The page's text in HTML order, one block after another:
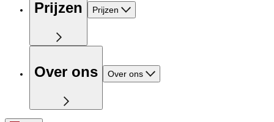
Prijzen Prijzen
Over ons Over ons